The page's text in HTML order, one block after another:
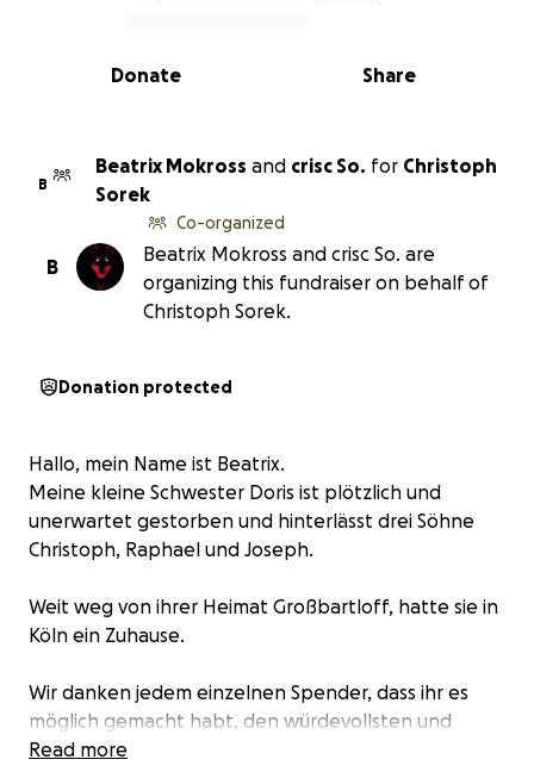
0% complete
Share
Donate
B
Beatrix Mokross and crisc So. for Christoph
Sorek
B
Co-organized
Beatrix Mokross and crisc So. are
organizing this fundraiser on behalf of
Christoph Sorek.
Donation protected
Hallo, mein Name ist Beatrix.
Meine kleine Schwester Doris ist plötzlich und
unerwartet gestorben und hinterlässt drei Söhne
Christoph, Raphael und Joseph.
Weit weg von ihrer Heimat Großbartloff, hatte sie in
Köln ein Zuhause.
Wir danken jedem einzelnen Spender, dass ihr es
möglich gemacht habt, den würdevollsten und
bewegendsten Abschied am 18.10.2025 in der Heimat
Read more